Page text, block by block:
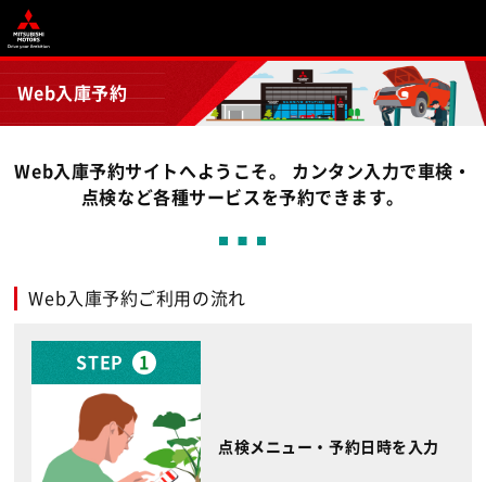
Web入庫予約
Web入庫予約サイトへようこそ。 カンタン入力で車検・
点検など各種サービスを予約できます。
Web入庫予約ご利用の流れ
STEP 1
点検メニュー・予約日時を入力